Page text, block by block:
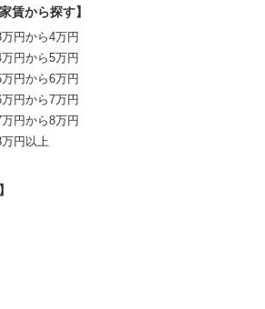
家賃から探す】
円から4万円
円から5万円
円から6万円
円から7万円
円から8万円
万円以上